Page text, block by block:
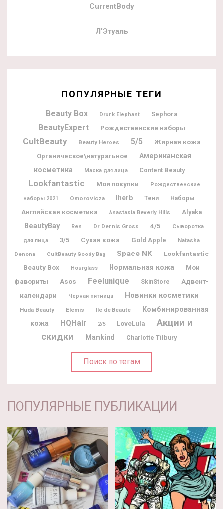
CurrentBody
Л’Этуаль
ПОПУЛЯРНЫЕ ТЕГИ
Beauty Box Drunk Elephant Sephora
BeautyExpert Рождественские наборы
CultBeauty Beauty Heroes 5/5 Жирная кожа
Органическое\натуральное
Американская
косметика
Маска для лица Content Beauty
Lookfantastic Мои покупки Рождественские
наборы 2021 Omorovicza Iherb Тени Наборы
Английская косметика Anastasia Beverly Hills Alyaka
BeautyBay Ren Dr Dennis Gross 4/5 Сыворотка
для лица 3/5 Сухая кожа Gold Apple
Natasha
Denona
CultBeauty Goody Bag Space NK
Lookfantastic
Beauty Box
Hourglass Нормальная кожа
Мои
фавориты
Asos Feelunique SkinStore
Адвент-
календари
Черная пятница Новинки косметики
Huda Beauty Elemis Ile de Beaute
Комбинированная
кожа
HQHair 2/5 LoveLula
Акции и
скидки
Mankind Charlotte Tilbury
Поиск по тегам
ПОПУЛЯРНЫЕ ПУБЛИКАЦИИ